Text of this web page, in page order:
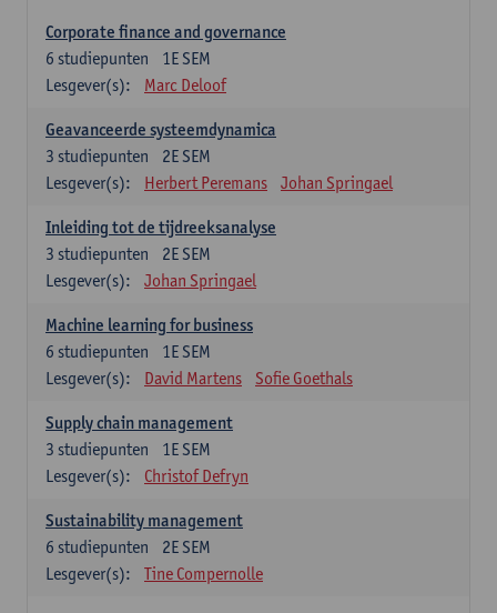
Corporate finance and governance
1E SEM
6 studiepunten
Lesgever(s):
Marc Deloof
Geavanceerde systeemdynamica
2E SEM
3 studiepunten
Lesgever(s):
Herbert Peremans Johan Springael
Inleiding tot de tijdreeksanalyse
2E SEM
3 studiepunten
Lesgever(s):
Johan Springael
Machine learning for business
1E SEM
6 studiepunten
Lesgever(s):
David Martens Sofie Goethals
Supply chain management
1E SEM
3 studiepunten
Lesgever(s):
Christof Defryn
Sustainability management
2E SEM
6 studiepunten
Lesgever(s):
Tine Compernolle